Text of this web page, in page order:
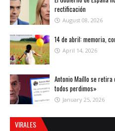
rectificación
August 08, 2026
14 de abril: memoria,
April 14, 2026
Antonio Maíllo se retira
todos perdimos»
January 25, 2026
VIRALES